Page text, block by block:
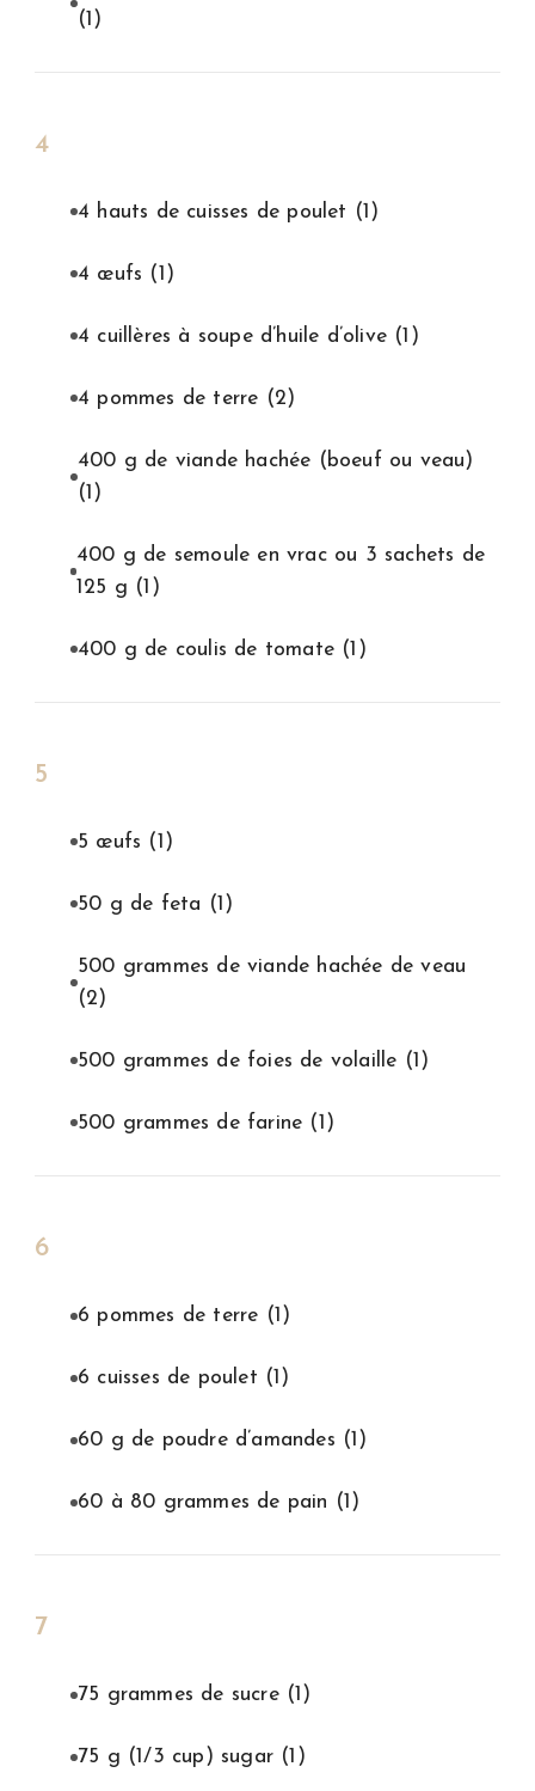
(1)
4
4 hauts de cuisses de poulet (1)
4 œufs (1)
4 cuillères à soupe d’huile d’olive (1)
4 pommes de terre (2)
400 g de viande hachée (boeuf ou veau)
(1)
400 g de semoule en vrac ou 3 sachets de
125 g (1)
400 g de coulis de tomate (1)
5
5 œufs (1)
50 g de feta (1)
500 grammes de viande hachée de veau
(2)
500 grammes de foies de volaille (1)
500 grammes de farine (1)
6
6 pommes de terre (1)
6 cuisses de poulet (1)
60 g de poudre d’amandes (1)
60 à 80 grammes de pain (1)
7
75 grammes de sucre (1)
75 g (1/3 cup) sugar (1)